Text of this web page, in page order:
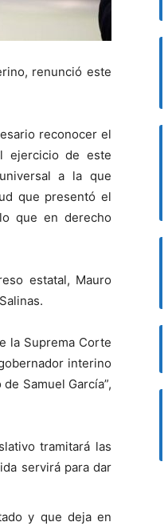
renunció este
reconocer el
ejercicio de este
a la que
que presentó el
que en derecho
estatal, Mauro
la Suprema Corte
interino
Samuel García”,
tramitará las
servirá para dar
y que deja en